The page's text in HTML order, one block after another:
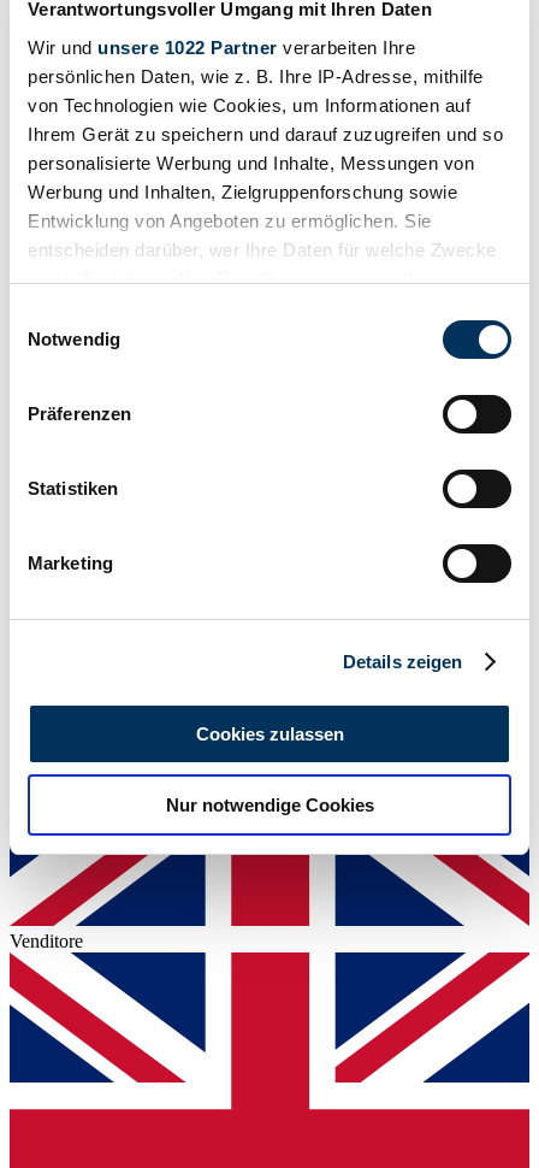
Verantwortungsvoller Umgang mit Ihren Daten
Wir und unsere 1022 Partner verarbeiten Ihre
persönlichen Daten, wie z. B. Ihre IP-Adresse, mithilfe
von Technologien wie Cookies, um Informationen auf
Ihrem Gerät zu speichern und darauf zuzugreifen und so
personalisierte Werbung und Inhalte, Messungen von
Werbung und Inhalten, Zielgruppenforschung sowie
Entwicklung von Angeboten zu ermöglichen. Sie
entscheiden darüber, wer Ihre Daten für welche Zwecke
nutzt. Sie können Ihre Einwilligung jederzeit über die
Trigger Symbol ändern oder widerrufen
Informationen über Ihre geografische Lage
können
bestimmten Merkmalen (Fingerprinting) identifizieren
Erfahren Sie mehr darüber, wie Ihre persönlichen Daten
analysieren. Außerdem geben wir Informationen zu Ihrer
Verwendung unserer Website an unsere Partner für
soziale Medien, Werbung und Analysen weiter. Unsere
Partner führen diese Informationen möglicherweise mit
weiteren Daten zusammen, die Sie ihnen bereitgestellt
haben oder die sie im Rahmen Ihrer Nutzung der Dienste
gesammelt haben.Datenschutzerklärung
Notwendig
Präferenzen
Statistiken
Marketing
Details zeigen
Cookies zulassen
Nur notwendige Cookies
Tipo carrozzeria
2008 mi
Venditore